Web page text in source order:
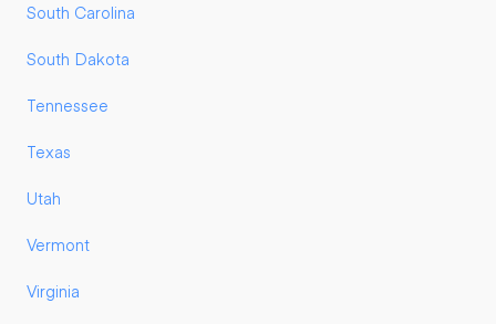
South Carolina
South Dakota
Tennessee
Texas
Utah
Vermont
Virginia